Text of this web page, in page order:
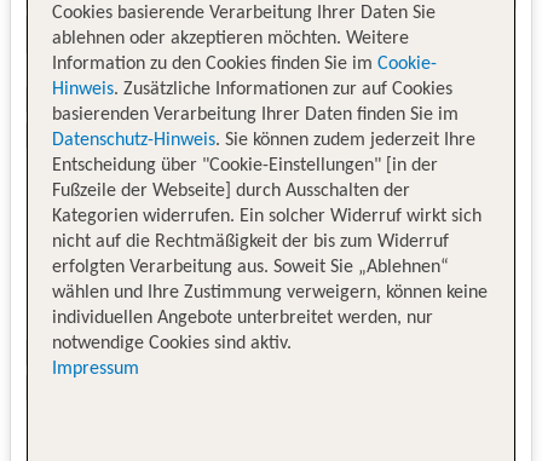
Cookies basierende Verarbeitung Ihrer Daten Sie
ablehnen oder akzeptieren möchten. Weitere
Information zu den Cookies finden Sie im Cookie-
Hinweis. Zusätzliche Informationen zur auf Cookies
basierenden Verarbeitung Ihrer Daten finden Sie im
Datenschutz-Hinweis. Sie können zudem jederzeit Ihre
Entscheidung über "Cookie-Einstellungen" [in der
Fußzeile der Webseite] durch Ausschalten der
Kategorien widerrufen. Ein solcher Widerruf wirkt sich
nicht auf die Rechtmäßigkeit der bis zum Widerruf
erfolgten Verarbeitung aus. Soweit Sie „Ablehnen“
wählen und Ihre Zustimmung verweigern, können keine
individuellen Angebote unterbreitet werden, nur
notwendige Cookies sind aktiv.
Impressum